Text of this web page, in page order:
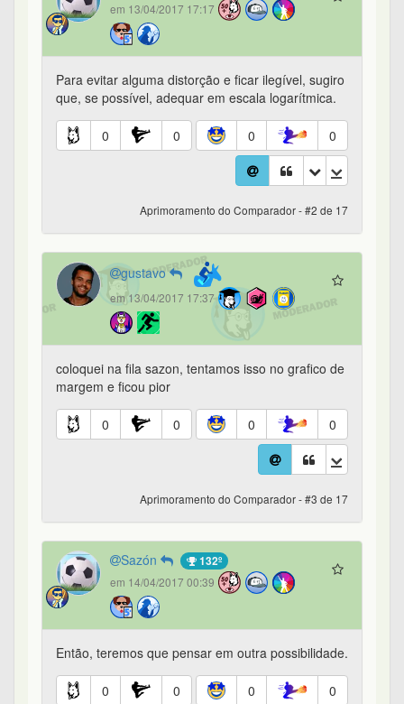
em 13/04/2017 17:17
Para evitar alguma distorção e ficar ilegível, sugiro
que, se possível, adequar em escala logarítmica.
0 0 0 0
Aprimoramento do Comparador - #2 de 17
gustavo
em 13/04/2017 17:37
coloquei na fila sazon, tentamos isso no grafico de
margem e ficou pior
0 0 0 0
Aprimoramento do Comparador - #3 de 17
Sazón 132º
em 14/04/2017 00:39
Então, teremos que pensar em outra possibilidade.
0 0 0 0